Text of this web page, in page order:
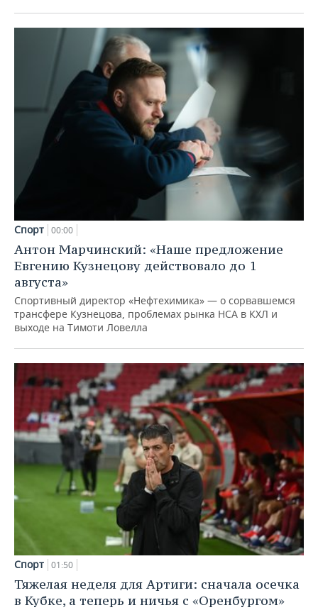
Спорт 00:00
Антон Марчинский: «Наше предложение
Евгению Кузнецову действовало до 1
августа»
Спортивный директор «Нефтехимика» — о сорвавшемся
трансфере Кузнецова, проблемах рынка НСА в КХЛ и
выходе на Тимоти Ловелла
Спорт 01:50
Тяжелая неделя для Артиги: сначала осечка
в Кубке, а теперь и ничья с «Оренбургом»